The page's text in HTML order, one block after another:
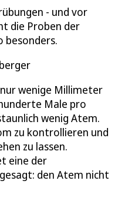
- und vor
die Proben der
besonders.
wenige Millimeter
Male pro
wenig Atem.
zu kontrollieren und
zu lassen.
eine der
den Atem nicht